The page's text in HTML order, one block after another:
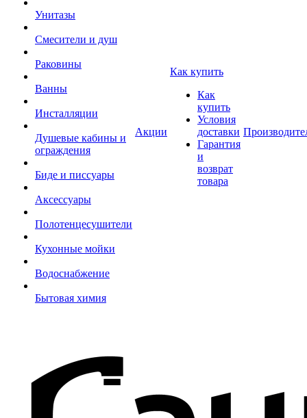
Унитазы
Смесители и душ
Раковины
Ванны
Инсталляции
Душевые кабины и
ограждения
Биде и писсуары
Аксессуары
Полотенцесушители
Кухонные мойки
Водоснабжение
Бытовая химия
Акции
Как купить
Как
купить
Условия
доставки
Гарантия
и
возврат
товара